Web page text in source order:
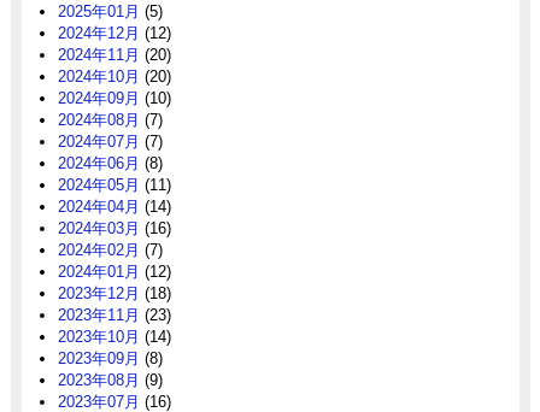
2025年01月 (5)
2024年12月 (12)
2024年11月 (20)
2024年10月 (20)
2024年09月 (10)
2024年08月 (7)
2024年07月 (7)
2024年06月 (8)
2024年05月 (11)
2024年04月 (14)
2024年03月 (16)
2024年02月 (7)
2024年01月 (12)
2023年12月 (18)
2023年11月 (23)
2023年10月 (14)
2023年09月 (8)
2023年08月 (9)
2023年07月 (16)